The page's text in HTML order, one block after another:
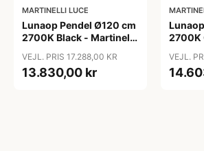
MARTINELLI LUCE
Lunaop Pendel Ø120 cm
2700K Black - Martinelli
VEJL. PRIS 17.288,00 KR
13.830,00 kr
2700K
VEJL.